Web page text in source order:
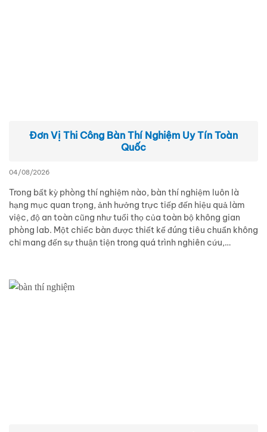
Đơn Vị Thi Công Bàn Thí Nghiệm Uy Tín Toàn
Quốc
04/08/2026
Trong bất kỳ phòng thí nghiệm nào, bàn thí nghiệm luôn là
hạng mục quan trọng, ảnh hưởng trực tiếp đến hiệu quả làm
việc, độ an toàn cũng như tuổi thọ của toàn bộ không gian
phòng lab. Một chiếc bàn được thiết kế đúng tiêu chuẩn không
chỉ mang đến sự thuận tiện trong quá trình nghiên cứu,…